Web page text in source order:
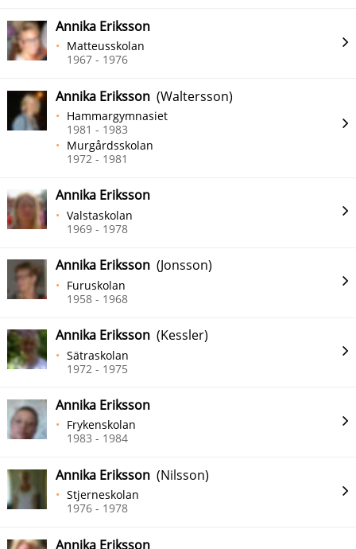
Annika Eriksson
Matteusskolan
1967 - 1976
Annika Eriksson (Waltersson)
Hammargymnasiet
1981 - 1983
Murgårdsskolan
1972 - 1981
Annika Eriksson
Valstaskolan
1969 - 1978
Annika Eriksson (Jonsson)
Furuskolan
1958 - 1968
Annika Eriksson (Kessler)
Sätraskolan
1972 - 1975
Annika Eriksson
Frykenskolan
1983 - 1984
Annika Eriksson (Nilsson)
Stjerneskolan
1976 - 1978
Annika Eriksson